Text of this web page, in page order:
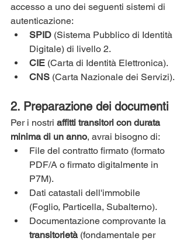
accesso a uno dei seguenti sistemi di
autenticazione:
SPID (Sistema Pubblico di Identità
Digitale) di livello 2.
CIE (Carta di Identità Elettronica).
CNS (Carta Nazionale dei Servizi).
2. Preparazione dei documenti
Per i nostri affitti transitori con durata
minima di un anno, avrai bisogno di:
File del contratto firmato (formato
PDF/A o firmato digitalmente in
P7M).
Dati catastali dell'immobile
(Foglio, Particella, Subalterno).
Documentazione comprovante la
transitorietà (fondamentale per